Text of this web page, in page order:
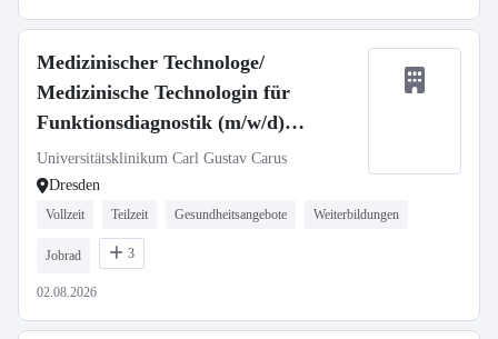
Medizinischer Technologe/
Medizinische Technologin für
Funktionsdiagnostik (m/w/d)
Neurochirurgie
Universitätsklinikum Carl Gustav Carus
Dresden
Vollzeit Teilzeit Gesundheitsangebote Weiterbildungen
Jobrad 3
02.08.2026